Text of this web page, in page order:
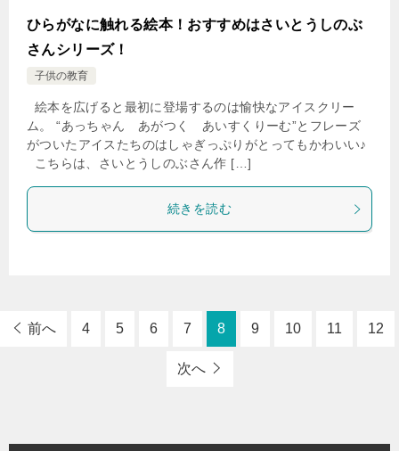
ひらがなに触れる絵本！おすすめはさいとうしのぶ
さんシリーズ！
子供の教育
絵本を広げると最初に登場するのは愉快なアイスクリー
ム。 “あっちゃん あがつく あいすくりーむ”とフレーズ
がついたアイスたちのはしゃぎっぷりがとってもかわいい♪
こちらは、さいとうしのぶさん作 […]
続きを読む
前へ 4 5 6 7 8 9 10 11 12
次へ